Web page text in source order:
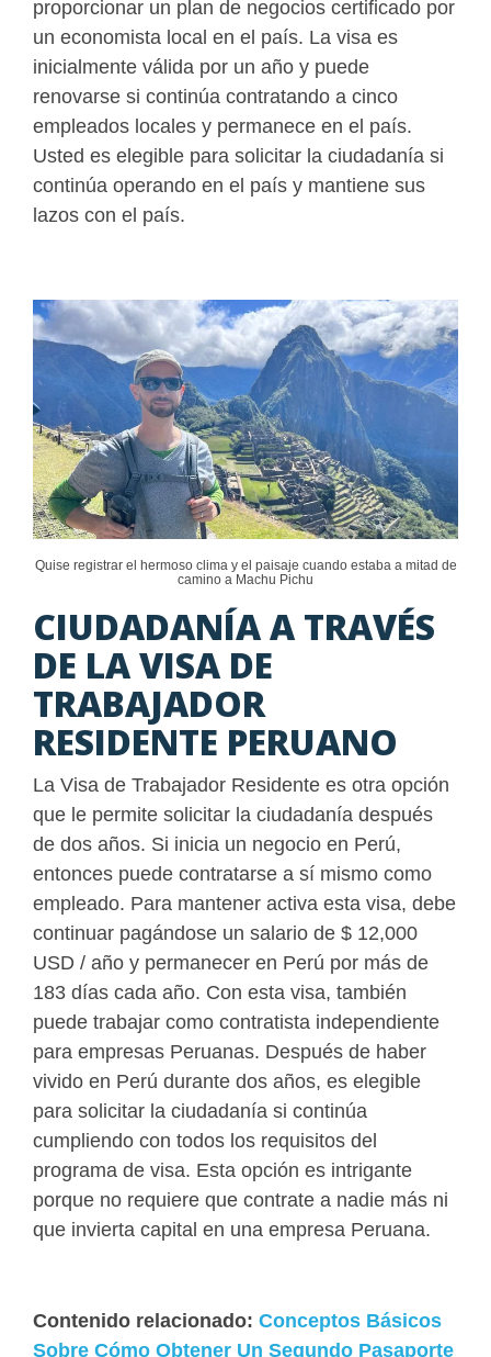
proporcionar un plan de negocios certificado por
un economista local en el país. La visa es
inicialmente válida por un año y puede
renovarse si continúa contratando a cinco
empleados locales y permanece en el país.
Usted es elegible para solicitar la ciudadanía si
continúa operando en el país y mantiene sus
lazos con el país.
Quise registrar el hermoso clima y el paisaje cuando estaba a mitad de
camino a Machu Pichu
CIUDADANÍA A TRAVÉS
DE LA VISA DE
TRABAJADOR
RESIDENTE PERUANO
La Visa de Trabajador Residente es otra opción
que le permite solicitar la ciudadanía después
de dos años. Si inicia un negocio en Perú,
entonces puede contratarse a sí mismo como
empleado. Para mantener activa esta visa, debe
continuar pagándose un salario de $ 12,000
USD / año y permanecer en Perú por más de
183 días cada año. Con esta visa, también
puede trabajar como contratista independiente
para empresas Peruanas. Después de haber
vivido en Perú durante dos años, es elegible
para solicitar la ciudadanía si continúa
cumpliendo con todos los requisitos del
programa de visa. Esta opción es intrigante
porque no requiere que contrate a nadie más ni
que invierta capital en una empresa Peruana.
Contenido relacionado: Conceptos Básicos
Sobre Cómo Obtener Un Segundo Pasaporte